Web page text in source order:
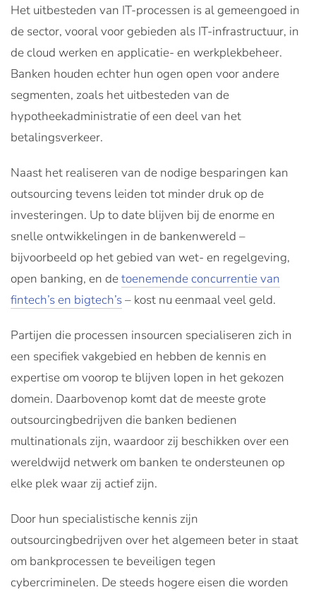
Het uitbesteden van IT-processen is al gemeengoed in
de sector, vooral voor gebieden als IT-infrastructuur, in
de cloud werken en applicatie- en werkplekbeheer.
Banken houden echter hun ogen open voor andere
segmenten, zoals het uitbesteden van de
hypotheekadministratie of een deel van het
betalingsverkeer.
Naast het realiseren van de nodige besparingen kan
outsourcing tevens leiden tot minder druk op de
investeringen. Up to date blijven bij de enorme en
snelle ontwikkelingen in de bankenwereld –
bijvoorbeeld op het gebied van wet- en regelgeving,
open banking, en detoenemende concurrentie van
fintech’s en bigtech’s– kost nu eenmaal veel geld.
Partijen die processen insourcen specialiseren zich in
een specifiek vakgebied en hebben de kennis en
expertise om voorop te blijven lopen in het gekozen
domein. Daarbovenop komt dat de meeste grote
outsourcingbedrijven die banken bedienen
multinationals zijn, waardoor zij beschikken over een
wereldwijd netwerk om banken te ondersteunen op
elke plek waar zij actief zijn.
Door hun specialistische kennis zijn
outsourcingbedrijven over het algemeen beter in staat
om bankprocessen te beveiligen tegen
cybercriminelen. De steeds hogere eisen die worden